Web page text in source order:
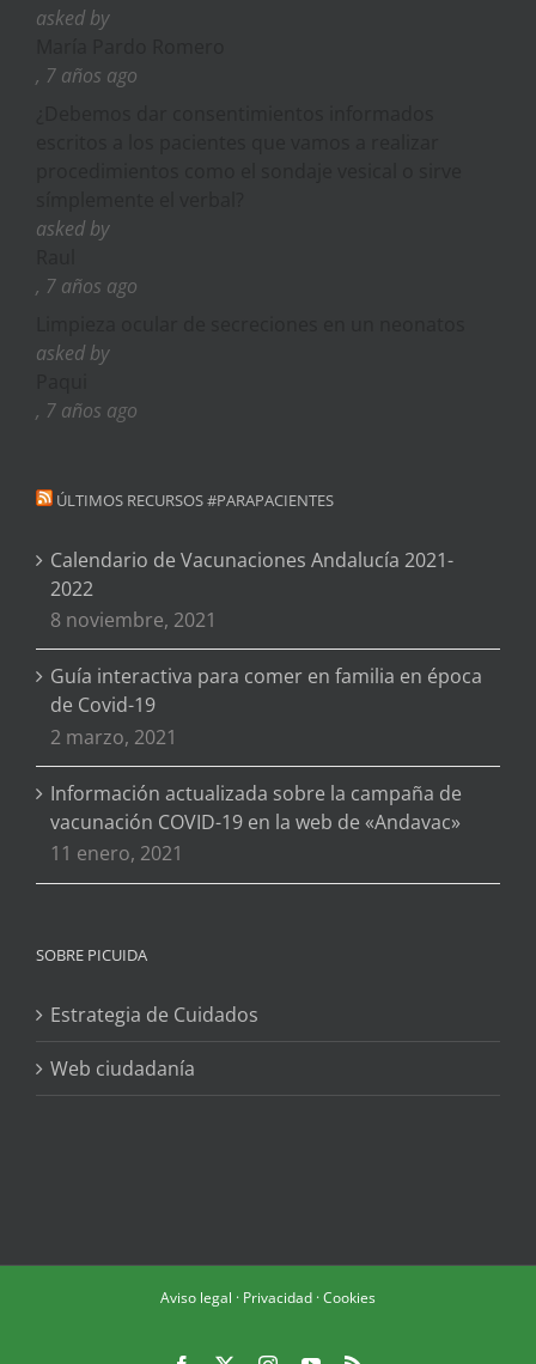
asked by
, 7 años ago
asked by
, 7 años ago
asked by
, 7 años ago
ÚLTIMOS RECURSOS #PARAPACIENTES
Calendario de Vacunaciones Andalucía 2021-
2022
8 noviembre, 2021
Guía interactiva para comer en familia en época
de Covid-19
2 marzo, 2021
Información actualizada sobre la campaña de
vacunación COVID-19 en la web de «Andavac»
11 enero, 2021
SOBRE PICUIDA
Estrategia de Cuidados
Web ciudadanía
Aviso legal · Privacidad ·Cookies